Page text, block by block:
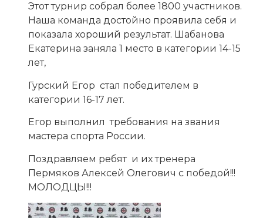
Этот турнир собрал более 1800 участников.
Наша команда достойно проявила себя и
показала хороший результат. Шабанова
Екатерина заняла 1 место в категории 14-15
лет,
Гурский Егор стал победителем в
категории 16-17 лет.
Егор выполнил требования на звания
мастера спорта России.
Поздравляем ребят и их тренера
Пермяков Алексей Олегович с победой!!!
МОЛОДЦЫ!!!